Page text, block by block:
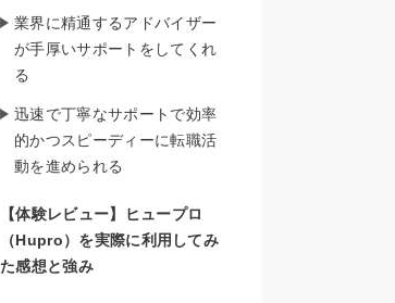
業界に精通するアドバイザー
が手厚いサポートをしてくれ
る
迅速で丁寧なサポートで効率
的かつスピーディーに転職活
動を進められる
【体験レビュー】ヒュープロ
（Hupro）を実際に利用してみ
た感想と強み